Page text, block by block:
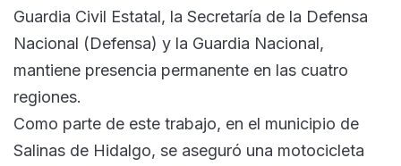
Guardia Civil Estatal, la Secretaría de la Defensa
Nacional (Defensa) y la Guardia Nacional,
mantiene presencia permanente en las cuatro
regiones.
Como parte de este trabajo, en el municipio de
Salinas de Hidalgo, se aseguró una motocicleta